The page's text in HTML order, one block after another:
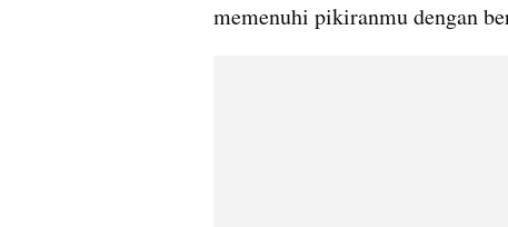
memenuhi pikiranmu dengan